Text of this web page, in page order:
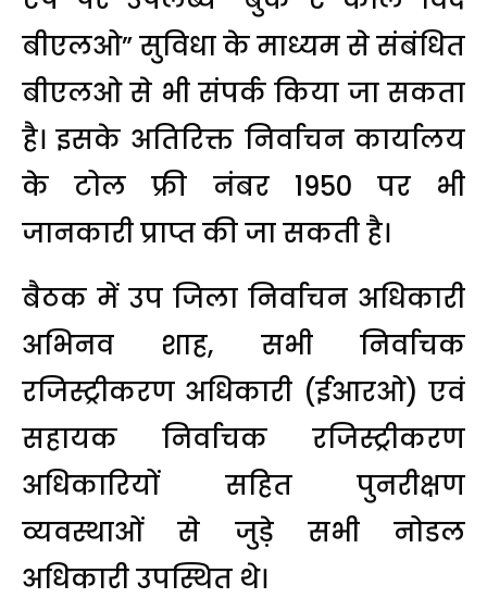
बीएलओ” सुविधा के माध्यम से संबंधित
बीएलओ से भी संपर्क किया जा सकता
है। इसके अतिरिक्त निर्वाचन कार्यालय
के टोल फ्री नंबर 1950 पर भी
जानकारी प्राप्त की जा सकती है।
बैठक में उप जिला निर्वाचन अधिकारी
अभिनव शाह, सभी निर्वाचक
रजिस्ट्रीकरण अधिकारी (ईआरओ) एवं
सहायक निर्वाचक रजिस्ट्रीकरण
अधिकारियों सहित पुनरीक्षण
व्यवस्थाओं से जुड़े सभी नोडल
अधिकारी उपस्थित थे।